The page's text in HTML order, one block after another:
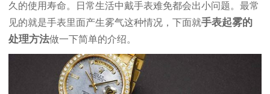
久的使用寿命。日常生活中戴手表难免都会出小问题。最常
见的就是手表里面产生雾气这种情况，下面就手表起雾的
处理方法做一下简单的介绍。